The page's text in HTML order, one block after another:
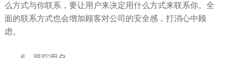
么方式与你联系，要让用户来决定用什么方式来联系你。全
面的联系方式也会增加顾客对公司的安全感，打消心中顾
虑。